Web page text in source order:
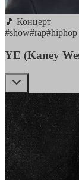
🎵 Концерт
#show#rap#hiphop
YE (Kaney